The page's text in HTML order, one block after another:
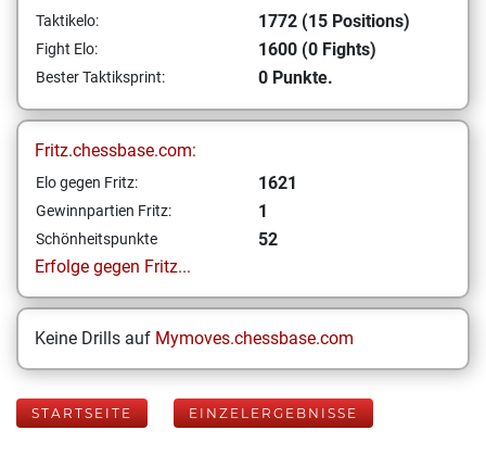
Taktikelo: 1772 (15 Positions)
Fight Elo: 1600 (0 Fights)
Bester Taktiksprint: 0 Punkte.
Fritz.chessbase.com:
Elo gegen Fritz: 1621
Gewinnpartien Fritz: 1
Schönheitspunkte
52
Erfolge gegen Fritz...
Keine Drills auf Mymoves.chessbase.com
STARTSEITE EINZELERGEBNISSE